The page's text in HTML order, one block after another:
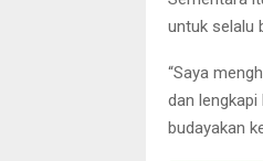
untuk selalu
“Saya
dan
budayakan